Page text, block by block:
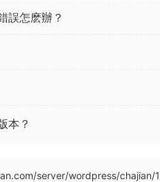
誤怎麽辦？
本？
server/wordpress/chajian/